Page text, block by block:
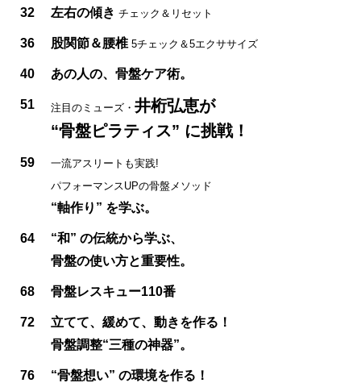
32 左右の傾き チェック＆リセット
36 股関節＆腰椎 5チェック＆5エクササイズ
40 あの人の、骨盤ケア術。
51 注目のミューズ・ 井桁弘恵が
“骨盤ピラティス” に挑戦！
59
一流アスリートも実践!
パフォーマンスUPの骨盤メソッド
“軸作り” を学ぶ。
64
“和” の伝統から学ぶ、
骨盤の使い方と重要性。
68 骨盤レスキュー110番
72
立てて、緩めて、動きを作る！
骨盤調整“三種の神器”。
76
“骨盤想い” の環境を作る！